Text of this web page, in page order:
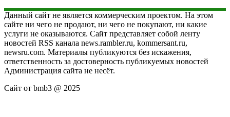
Данный сайт не является коммерческим проектом. На этом
сайте ни чего не продают, ни чего не покупают, ни какие
услуги не оказываются. Сайт представляет собой ленту
новостей RSS канала news.rambler.ru, kommersant.ru,
newsru.com. Материалы публикуются без искажения,
ответственность за достоверность публикуемых новостей
Администрация сайта не несёт.
Сайт от bmb3 @ 2025